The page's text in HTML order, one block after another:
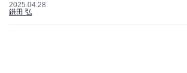
2025.04.28
鎌田 弘